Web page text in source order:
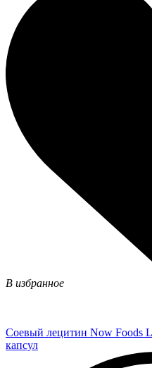
В избранное
Соевый лецитин Now Foods
капсул